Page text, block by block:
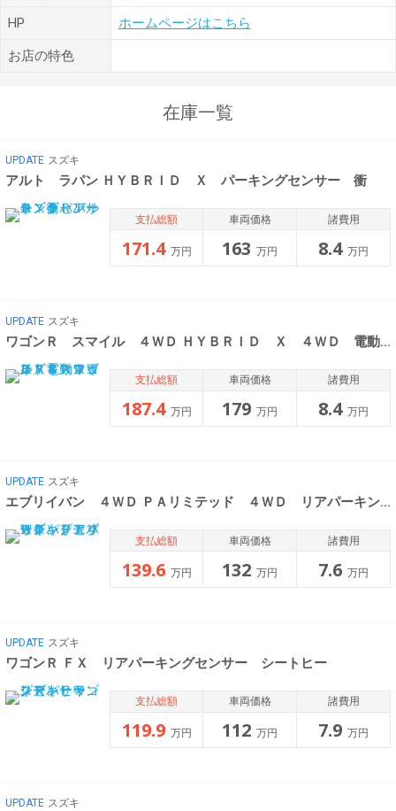
HP ホームページはこちら
お店の特色
在庫一覧
UPDATE スズキ
アルト ラパン ＨＹＢＲＩＤ Ｘ パーキングセンサー 衝
支払総額
171.4 万円
車両価格
163 万円
諸費用
8.4 万円
UPDATE スズキ
ワゴンＲ スマイル ４ＷＤ ＨＹＢＲＩＤ Ｘ ４ＷＤ 電動スライドド
支払総額
187.4 万円
車両価格
179 万円
諸費用
8.4 万円
UPDATE スズキ
エブリイバン ４ＷＤ ＰＡリミテッド ４ＷＤ リアパーキングセ
支払総額
139.6 万円
車両価格
132 万円
諸費用
7.6 万円
UPDATE スズキ
ワゴンＲ ＦＸ リアパーキングセンサー シートヒー
支払総額
119.9 万円
車両価格
112 万円
諸費用
7.9 万円
UPDATE スズキ